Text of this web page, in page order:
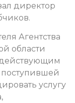
директор
Агентства
области
действующим
поступившей
услугу